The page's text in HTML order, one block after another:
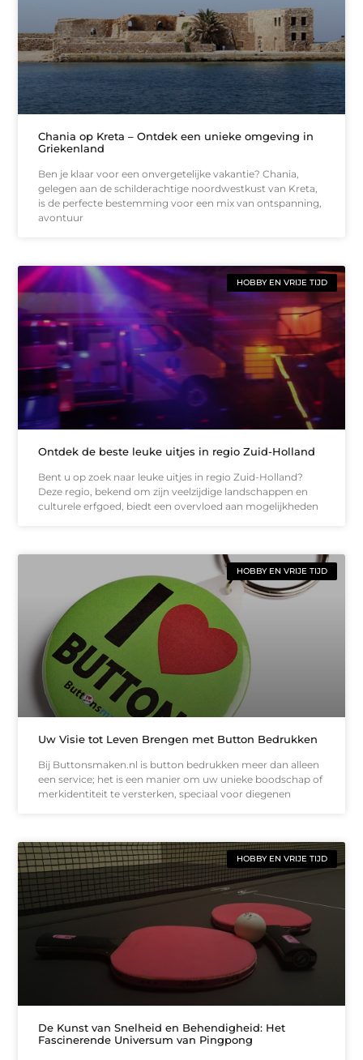
Chania op Kreta – Ontdek een unieke omgeving in
Griekenland
Ben je klaar voor een onvergetelijke vakantie? Chania,
gelegen aan de schilderachtige noordwestkust van Kreta,
is de perfecte bestemming voor een mix van ontspanning,
avontuur
HOBBY EN VRIJE TIJD
Ontdek de beste leuke uitjes in regio Zuid-Holland
Bent u op zoek naar leuke uitjes in regio Zuid-Holland?
Deze regio, bekend om zijn veelzijdige landschappen en
culturele erfgoed, biedt een overvloed aan mogelijkheden
HOBBY EN VRIJE TIJD
Uw Visie tot Leven Brengen met Button Bedrukken
Bij Buttonsmaken.nl is button bedrukken meer dan alleen
een service; het is een manier om uw unieke boodschap of
merkidentiteit te versterken, speciaal voor diegenen
HOBBY EN VRIJE TIJD
De Kunst van Snelheid en Behendigheid: Het
Fascinerende Universum van Pingpong